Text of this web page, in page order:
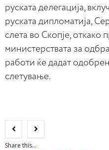
руската делегација,
руската дипломатија,
слета во Скопје, откако
министерствата за
работи ќе дадат
слетување.
Share this...